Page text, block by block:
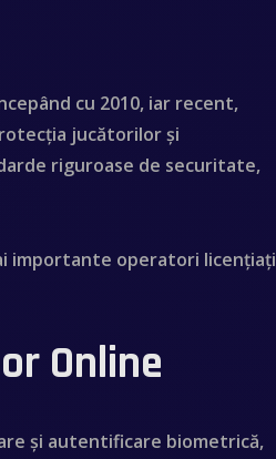
cu 2010, iar recent,
jucătorilor și
riguroase de securitate,
importante operatori licențiați
Online
și autentificare biometrică,